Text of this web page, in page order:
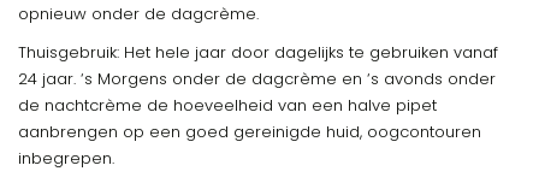
opnieuw onder de dagcrème.
Thuisgebruik: Het hele jaar door dagelijks te gebruiken vanaf
24 jaar. ‘s Morgens onder de dagcrème en ‘s avonds onder
de nachtcrème de hoeveelheid van een halve pipet
aanbrengen op een goed gereinigde huid, oogcontouren
inbegrepen.